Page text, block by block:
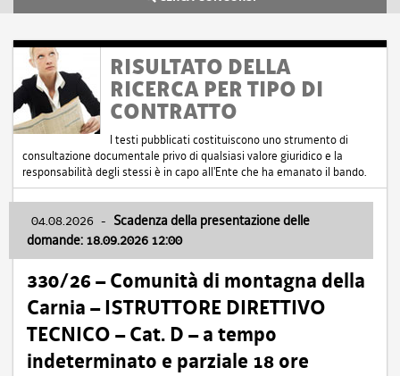
RISULTATO DELLA
RICERCA PER TIPO DI
CONTRATTO
I testi pubblicati costituiscono uno strumento di
consultazione documentale privo di qualsiasi valore giuridico e la
responsabilità degli stessi è in capo all'Ente che ha emanato il bando.
04.08.2026 - Scadenza della presentazione delle
domande: 18.09.2026 12:00
330/26 – Comunità di montagna della
Carnia – ISTRUTTORE DIRETTIVO
TECNICO – Cat. D – a tempo
indeterminato e parziale 18 ore